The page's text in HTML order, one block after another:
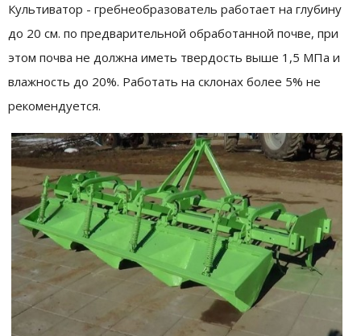
Культиватор - гребнеобразователь работает на глубину
до 20 см. по предварительной обработанной почве, при
этом почва не должна иметь твердость выше 1,5 МПа и
влажность до 20%. Работать на склонах более 5% не
рекомендуется.